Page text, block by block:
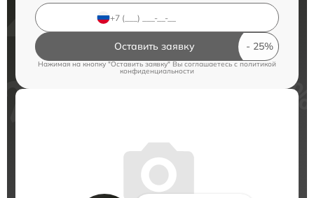
Оставить заявку
Нажимая на кнопку "Оставить заявку" Вы соглашаетесь cполитикой
конфиденциальности